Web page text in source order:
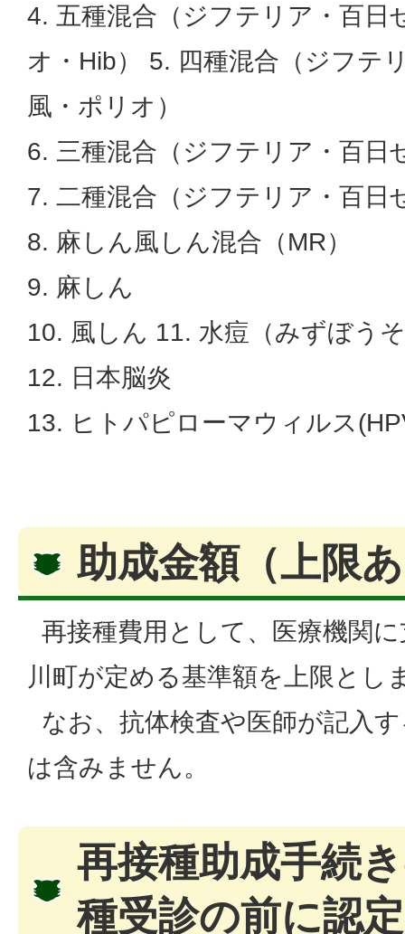
4. 五種混合（ジフテリア・百日
オ・Hib） 5. 四種混合（ジフテ
風・ポリオ）
6. 三種混合（ジフテリア・百日
7. 二種混合（ジフテリア・百日
8. 麻しん風しん混合（MR）
9. 麻しん
10. 風しん 11. 水痘（みずぼう
12. 日本脳炎
13. ヒトパピローマウィルス
助成金額（上限
再接種費用として、医療機関
川町が定める基準額を上限とし
なお、抗体検査や医師が記入
は含みません。
再接種助成手続
種受診の前に認